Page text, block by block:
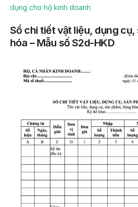
dụng cho hộ kinh doanh
Sổ chi tiết vật liệu, dụng cụ,
hóa – Mẫu số S2d-HKD